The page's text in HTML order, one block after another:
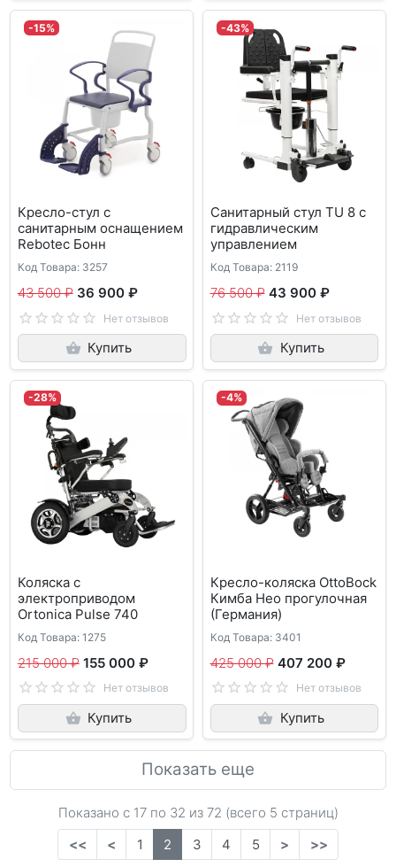
-15%
Кресло-стул с
санитарным оснащением
Rebotec Бонн
Код Товара: 3257
43 500 ₽ 36 900 ₽
Нет отзывов
Купить
-43%
Санитарный стул TU 8 с
гидравлическим
управлением
Код Товара: 2119
76 500 ₽ 43 900 ₽
Нет отзывов
Купить
-28%
Коляска с
электроприводом
Ortonica Pulse 740
Код Товара: 1275
215 000 ₽ 155 000 ₽
Нет отзывов
Купить
-4%
Кресло-коляска OttoBock
Кимба Нео прогулочная
(Германия)
Код Товара: 3401
425 000 ₽ 407 200 ₽
Нет отзывов
Купить
Показать еще
Показано с 17 по 32 из 72 (всего 5 страниц)
<<
< 1 2 3 4 5 > >>